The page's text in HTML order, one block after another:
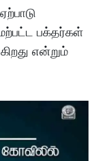
பக்தர்கள்
என்றும்